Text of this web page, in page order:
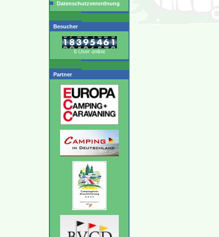
Datenschutzverordnung
Besucher
6 User online
Partner